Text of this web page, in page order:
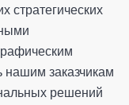
стратегических
заказчикам
решений